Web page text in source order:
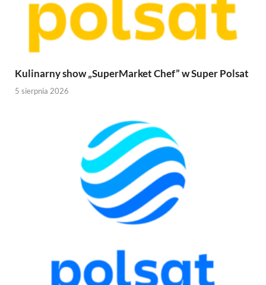
Kulinarny show „SuperMarket Chef” w Super Polsat
5 sierpnia 2026